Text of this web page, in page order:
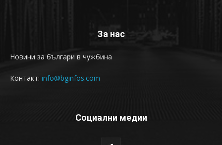
За нас
Новини за българи в чужбина
Контакт: info@bginfos.com
Социални медии